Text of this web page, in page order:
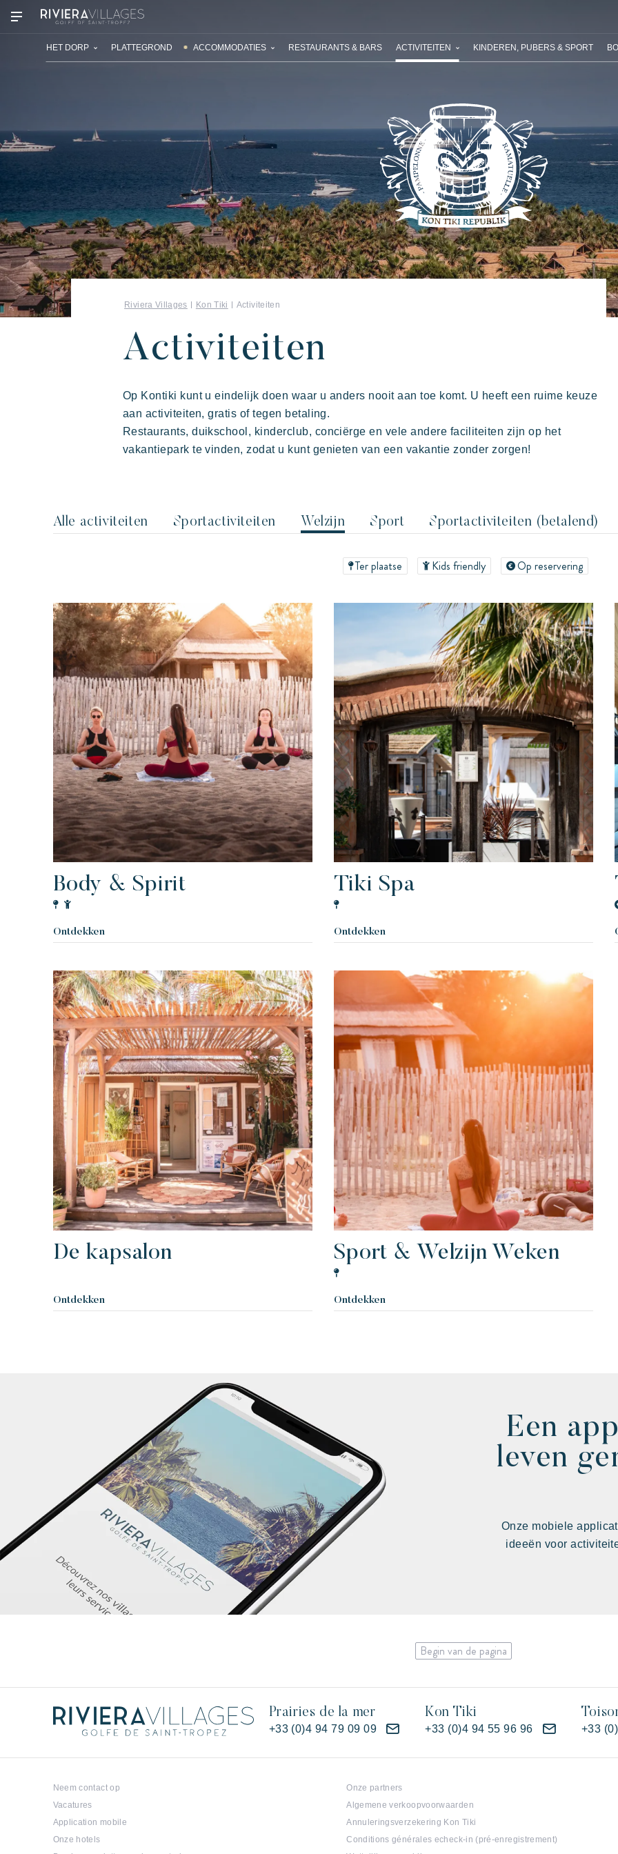
Onze vakantiedorpen
Exotisch Vrolijk Onvergetelijk
Polynesisch geïnspireerde Lodges, een
adembenemend uitzicht op Saint Tropez,
een uitzonderlijke locatie.
Tropisch paradijs
Ontsnap aan
Een idyllische omgeving direct gelegen
aan het beroemde strand van Pampelonne
Ontdek Riviera Villages
Uw volgende vakantie
HET DORP PLATTEGROND ACCOMMODATIES RESTAURANTS & BARS ACTIVITEITEN KINDEREN, PUBERS & SPORT
Riviera Villages Kon Tiki Activiteiten
Activiteiten
Op Kontiki kunt u eindelijk doen waar u anders nooit aan toe komt. U heeft een ruime keuze
aan activiteiten, gratis of tegen betaling.
Restaurants, duikschool, kinderclub, conciërge en vele andere faciliteiten zijn op het
vakantiepark te vinden, zodat u kunt genieten van een vakantie zonder zorgen!
Alle activiteiten Sportactiviteiten Welzijn Sport Sportactiviteiten (betalend)
Ter plaatse Kids friendly Op reservering
Body & Spirit
Ontdekken
Tiki Spa
Ontdekken
De kapsalon
Ontdekken
Sport & Welzijn Weken
Ontdekken
Een
leven
Onze mobiele
ideeën voor
Begin van de pagina
Prairies de la mer
+33 (0)4 94 79 09 09
Kon Tiki
+33 (0)4 94 55 96 96 +33
Neem contact op
Vacatures
Application mobile
Onze hotels
Onze partners
Algemene verkoopvoorwaarden
Annuleringsverzekering Kon Tiki
Conditions générales echeck-in (pré-enregistrement)